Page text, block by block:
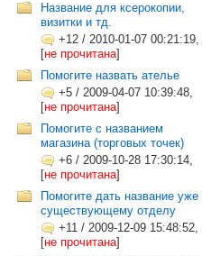
Название для ксерокопии,
визитки и тд.
+12 / 2010-01-07 00:21:19,
[не прочитана]
Помогите назвать ателье
+5 / 2009-04-07 10:39:48,
[не прочитана]
Помогите с названием
магазина (торговых точек)
+6 / 2009-10-28 17:30:14,
[не прочитана]
Помогите дать название уже
существующему отделу
+11 / 2009-12-09 15:48:52,
[не прочитана]